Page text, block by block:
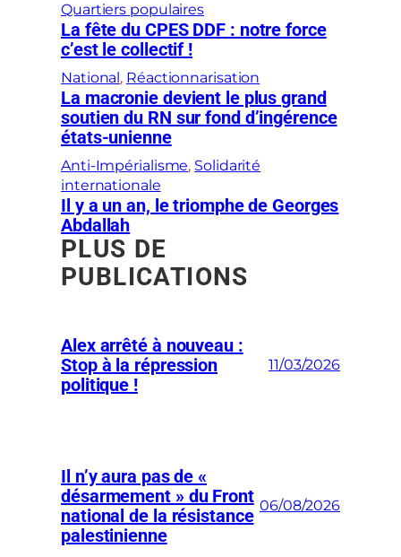
Quartiers populaires
La fête du CPES DDF : notre force
c’est le collectif !
National , Réactionnarisation
La macronie devient le plus grand
soutien du RN sur fond d’ingérence
états-unienne
Anti-Impérialisme, Solidarité
internationale
Il y a un an, le triomphe de Georges
Abdallah
PLUS DE
PUBLICATIONS
Alex arrêté à nouveau :
Stop à la répression
politique !
11/03/2026
Il n’y aura pas de «
désarmement » du Front
national de la résistance
palestinienne
06/08/2026